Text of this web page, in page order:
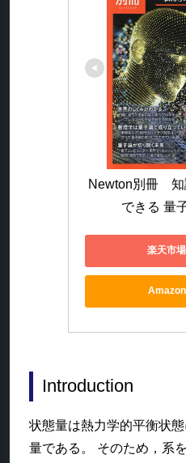
Newton別冊　
できる 量
楽天市
Introduction
状態量は熱力学的平衡状
量である。 そのため，系